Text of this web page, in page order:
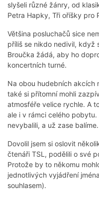
slyšeli různé žánry, od
Petra Hapky, Tři oříšky pro
Většina posluchačů sice
příliš se nikdo nedivil, když
Broučka žádá, aby ho
koncertních turné.
Na obou hudebních akcích
také si přítomní mohli
atmosféře velice rychle. A
ale i v rámci celého
nevybalili, a už zase balíme.
Dovolil jsem si oslovit
čtenáři TSL, podělili o své
Protože by to někomu
jednotlivých vyjádření
souhlasem).